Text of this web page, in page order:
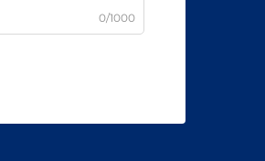
0/1000